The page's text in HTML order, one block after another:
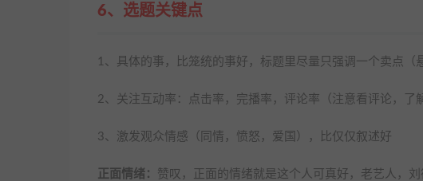
6、选题关键点
1、具体的事，比笼统的事好，标题里尽量只强调一个卖点（
2、关注互动率：点击率，完播率，评论率（注意看评论，了
3、激发观众情感（同情，愤怒，爱国），比仅仅叙述好
正面情绪： 赞叹，正面的情绪就是这个人可真好，老艺人，刘